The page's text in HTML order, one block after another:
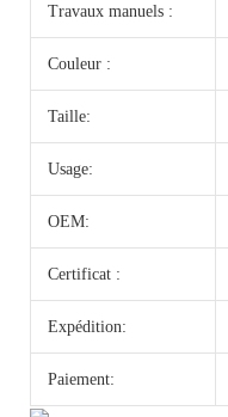
Travaux manuels :
Couleur :
Taille:
Usage:
OEM:
Certificat :
Expédition:
Paiement: